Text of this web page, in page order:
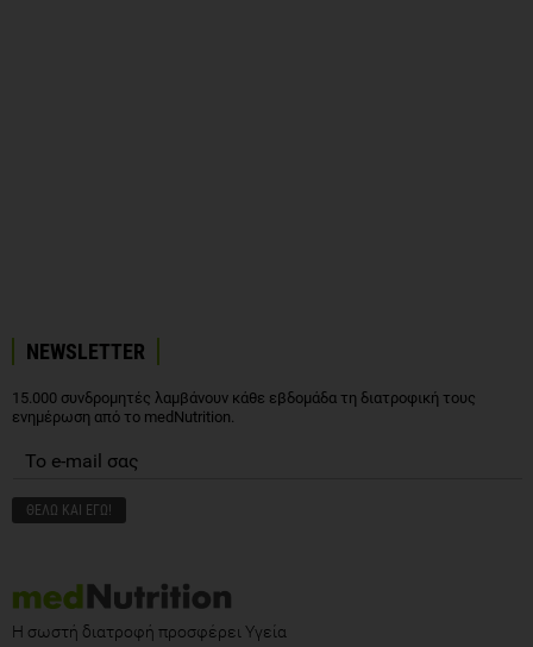
NEWSLETTER
15.000 συνδρομητές λαμβάνουν κάθε εβδομάδα τη διατροφική τους
ενημέρωση από το medNutrition.
Η σωστή διατροφή προσφέρει Υγεία